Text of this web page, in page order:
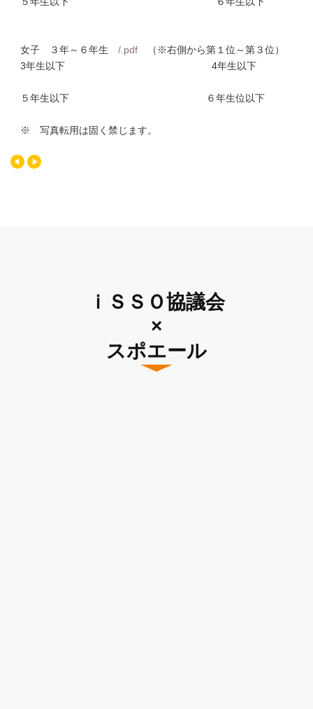
女子 ３年～６年生 /.pdf （※右側から第１位～第３位）
3年生以下 4年生以下
５年生以下 ６年生位以下
※ 写真転用は固く禁じます。
ｉＳＳＯ協議会
×
スポエール